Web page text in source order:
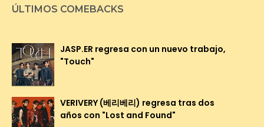
ÚLTIMOS COMEBACKS
JASP.ER regresa con un nuevo trabajo,
"Touch"
VERIVERY (베리베리) regresa tras dos
años con "Lost and Found"